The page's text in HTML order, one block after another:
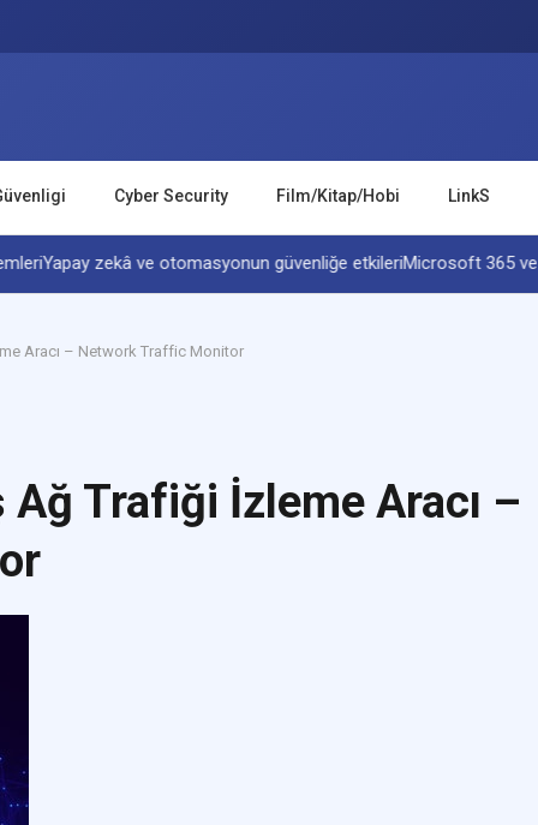
Cyber Security Film/Kitap/Hobi LinkS
Yapay zekâ ve otomasyonun güvenliğe etkileriMicrosoft 365 ve
Aracı – Network Traffic Monitor
Trafiği İzleme Aracı –